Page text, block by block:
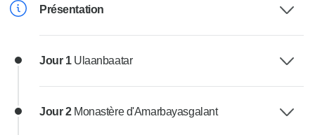
Présentation
Jour 1 Ulaanbaatar
Jour 2 Monastère d'Amarbayasgalant